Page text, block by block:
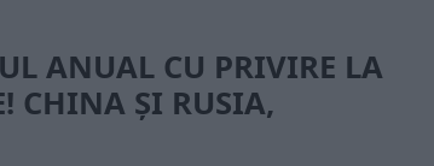
ANUAL CU PRIVIRE LA
CHINA ȘI RUSIA,